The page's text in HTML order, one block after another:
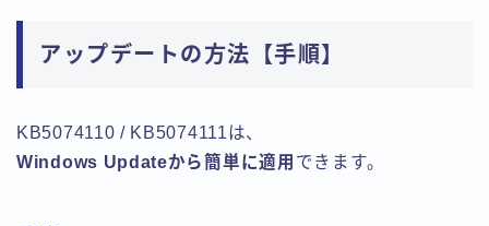
アップデートの方法【手順】
KB5074110 / KB5074111は、
Windows Updateから簡単に適用 できます。